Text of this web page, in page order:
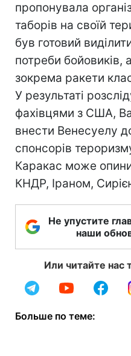
пропонувала
таборів на своїй
був готовий
потреби бойовиків,
зокрема ракети
У результаті
фахівцями з США,
внести Венесуелу
спонсорів
Каракас може
КНДР, Іраном,
Не упустите
наши
Или читайте нас
Больше по теме: